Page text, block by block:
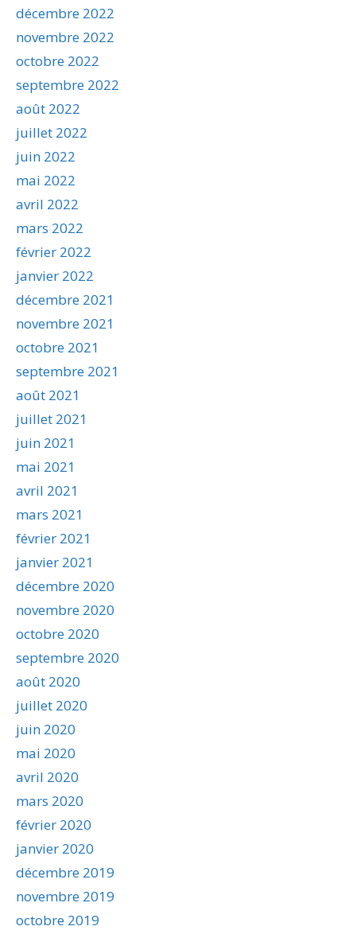
décembre 2022
novembre 2022
octobre 2022
septembre 2022
août 2022
juillet 2022
juin 2022
mai 2022
avril 2022
mars 2022
février 2022
janvier 2022
décembre 2021
novembre 2021
octobre 2021
septembre 2021
août 2021
juillet 2021
juin 2021
mai 2021
avril 2021
mars 2021
février 2021
janvier 2021
décembre 2020
novembre 2020
octobre 2020
septembre 2020
août 2020
juillet 2020
juin 2020
mai 2020
avril 2020
mars 2020
février 2020
janvier 2020
décembre 2019
novembre 2019
octobre 2019